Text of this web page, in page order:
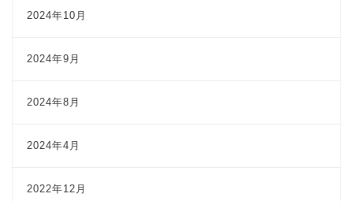
2024年10月
2024年9月
2024年8月
2024年4月
2022年12月